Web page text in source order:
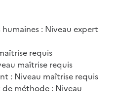
: Niveau expert
requis
maîtrise requis
: Niveau maîtrise requis
méthode : Niveau